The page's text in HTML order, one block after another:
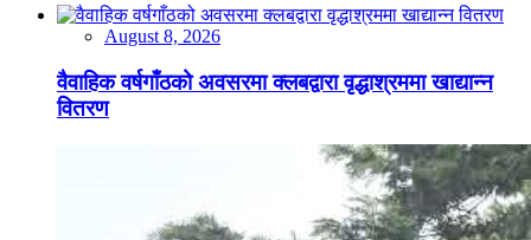
August 8, 2026
वैवाहिक वर्षगाँठको अवसरमा क्लबद्वारा वृद्धाश्रममा खाद्यान्न
वितरण